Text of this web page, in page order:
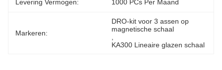
Levering Vermogen: 1000 PCs Per Maand
Markeren:
DRO-kit voor 3 assen op
magnetische schaal
KA300 Lineaire glazen schaal